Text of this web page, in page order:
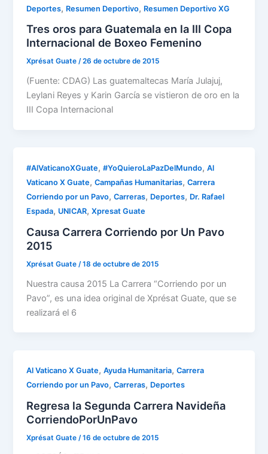
Deportes, Resumen Deportivo, Resumen Deportivo XG
Tres oros para Guatemala en la III Copa
Internacional de Boxeo Femenino
Xprésat Guate/26 de octubre de 2015
(Fuente: CDAG) Las guatemaltecas María Julajuj,
Leylani Reyes y Karin García se vistieron de oro en la
III Copa Internacional
#AlVaticanoXGuate,#YoQuieroLaPazDelMundo,Al
Vaticano X Guate,Campañas Humanitarias,Carrera
Corriendo por un Pavo,Carreras, Deportes, Dr. Rafael
Espada, UNICAR,Xpresat Guate
Causa Carrera Corriendo por Un Pavo
2015
Xprésat Guate /18 de octubre de 2015
Nuestra causa 2015 La Carrera “Corriendo por un
Pavo”, es una idea original de Xprésat Guate, que se
realizará el 6
Al Vaticano X Guate,Ayuda Humanitaria,Carrera
Corriendo por un Pavo,Carreras, Deportes
Regresa la Segunda Carrera Navideña
‪CorriendoPorUnPavo‬
Xprésat Guate/16 de octubre de 2015